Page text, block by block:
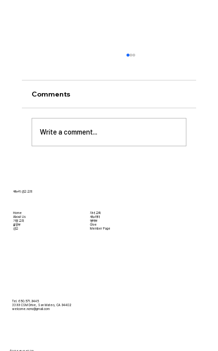
• 서대석 목자 단기 선교 8월 1일부터 13일까지
이스라엘 단기 선교를 다녀옵니다. 관심과 기도
부탁 드립니다. • 가정교회 평신도 세미나 등록
평신도 세미나가 어스틴 늘푸른교회에서 9월 25
일부터 27일까지 있습니다. 등록마감은 8월 7일
Comments
Write a comment...
Home
About Us
​가정 교회
​삶공부
​선교
자녀 교육
새누리터
영어부
Give
Member Page
Tel. 650.571.9445
3399 CSM Drive, San Mateo, CA 94402
welcome.ncmc@gmail.com
새누리 선교 교회